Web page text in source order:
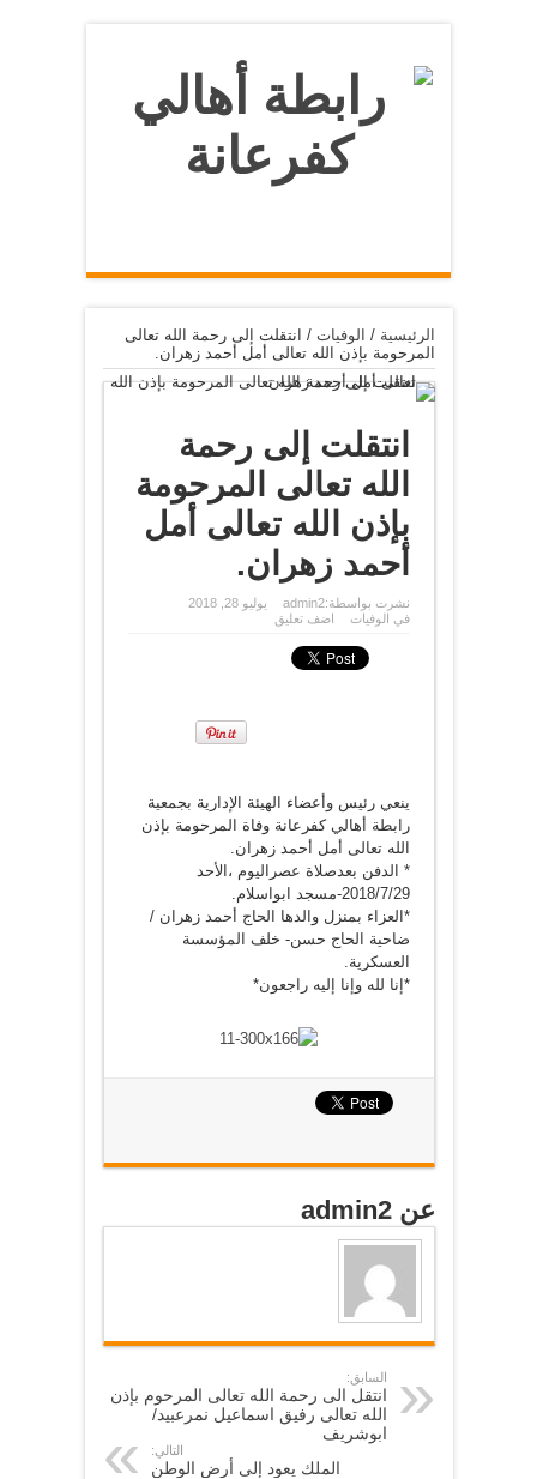
الرئيسية / الوفيات / انتقلت إلى رحمة الله تعالى
المرحومة بإذن الله تعالى أمل أحمد زهران.
انتقلت إلى رحمة
الله تعالى المرحومة
بإذن الله تعالى أمل
أحمد زهران.
نشرت بواسطة:admin2
يوليو 28, 2018
في الوفيات اضف تعليق
ينعي رئيس وأعضاء الهيئة الإدارية بجمعية
رابطة أهالي كفرعانة وفاة المرحومة بإذن
الله تعالى أمل أحمد زهران.
* الدفن بعدصلاة عصراليوم ،الأحد
2018/7/29-مسجد ابواسلام.
*العزاء بمنزل والدها الحاج أحمد زهران /
ضاحية الحاج حسن- خلف المؤسسة
العسكرية.
*إنا لله وإنا إليه راجعون*
عن admin2
السابق:
انتقل الى رحمة الله تعالى المرحوم بإذن
الله تعالى رفيق اسماعيل نمرعبيد/
ابوشريف
التالي:
الملك يعود إلى أرض الوطن